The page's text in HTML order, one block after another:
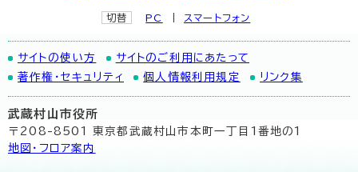
切替 PC スマートフォン
サイトの使い方
サイトのご利用にあたって
著作権・セキュリティ
個人情報利用規定 リンク集
武蔵村山市役所
〒208-8501 東京都武蔵村山市本町一丁目1番地の1
地図･フロア案内